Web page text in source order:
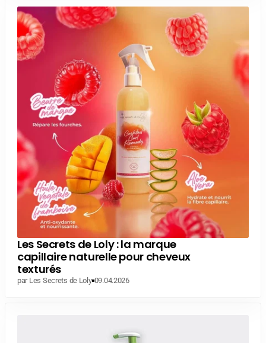
Les Secrets de Loly : la marque
capillaire naturelle pour cheveux
texturés
par Les Secrets de Loly 09.04.2026